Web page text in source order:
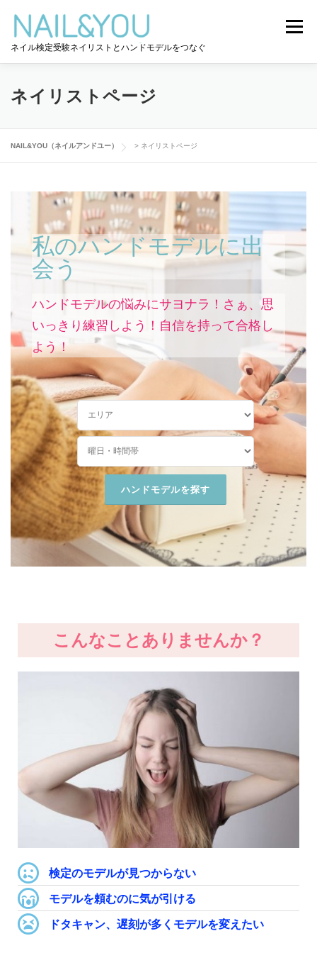
ネイル検定受験ネイリストとハンドモデルをつなぐ
メニュー
ログイン ユーザー登録
ハンドモデルを探す ネイル検定道コラム
お問い合わせ
ネイリストページ
NAIL&YOU（ネイルアンドユー） > ネイリストページ
私のハンドモデルに出
会う
ハンドモデルの悩みにサヨナラ！さぁ、思
いっきり練習しよう！ 自信を持って合格し
よう！
こんなことありませんか？
検定のモデルが見つからない
モデルを頼むのに気が引ける
ドタキャン、遅刻が多くモデルを変えたい